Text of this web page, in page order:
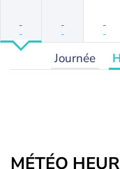
-
-
-
-
-
-
Journée
MÉTÉO